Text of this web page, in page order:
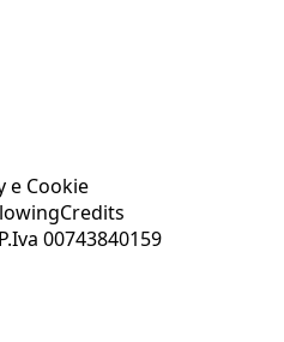
e Cookie
Credits
00743840159